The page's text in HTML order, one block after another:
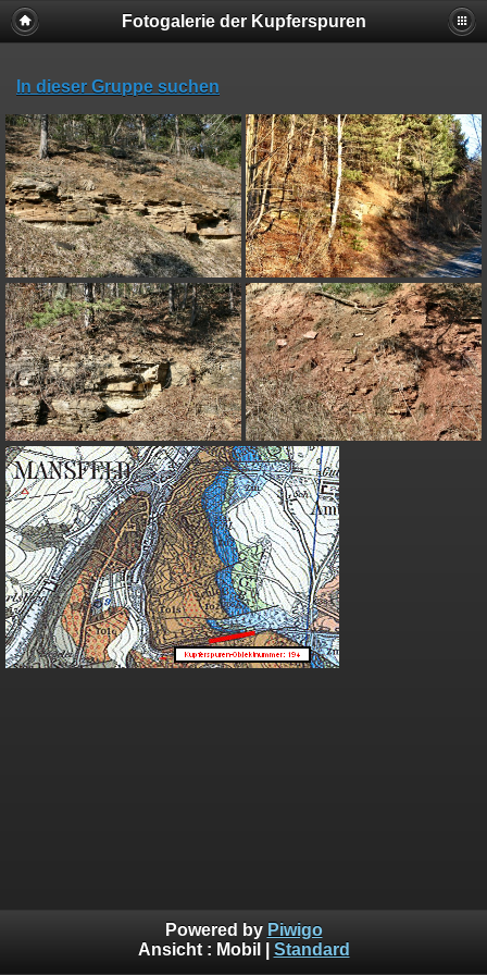
Fotogalerie der Kupferspuren
In dieser Gruppe suchen
Powered by Piwigo
Ansicht : Mobil Standard